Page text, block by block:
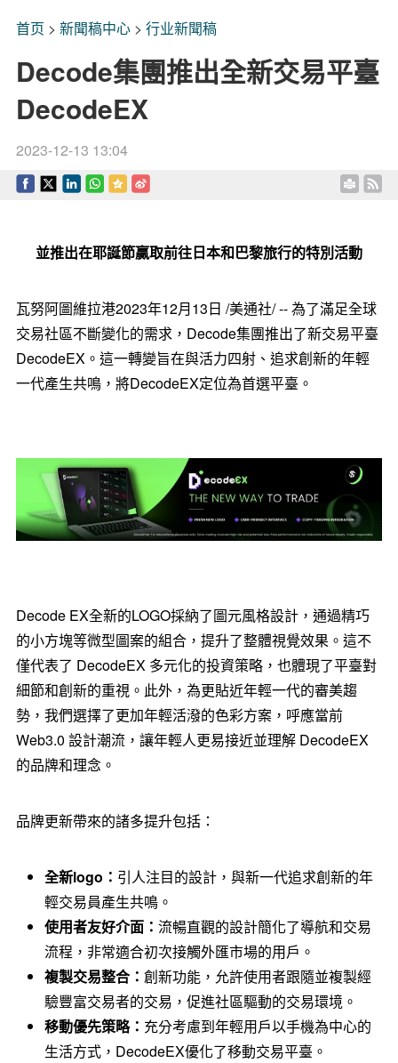
首页 > 新聞稿中心> 行业新聞稿
Decode集團推出全新交易平臺
DecodeEX
2023-12-13 13:04
並推出在耶誕節贏取前往日本和巴黎旅行的特別活動
瓦努阿圖維拉港2023年12月13日 /美通社/ --為了滿足全球
交易社區不斷變化的需求， Decode集團推出了新交易平臺
DecodeEX。這一轉變旨在與活力四射、追求創新的年輕
一代產生共鳴，將DecodeEX定位為首選平臺。
Decode EX全新的LOGO採納了圖元風格設計，通過精巧
的小方塊等微型圖案的組合，提升了整體視覺效果。這不
僅代表了 DecodeEX 多元化的投資策略，也體現了平臺對
細節和創新的重視。此外，為更貼近年輕一代的審美趨
勢，我們選擇了更加年輕活潑的色彩方案，呼應當前
Web3.0 設計潮流，讓年輕人更易接近並理解DecodeEX
的品牌和理念。
品牌更新帶來的諸多提升包括：
全新logo ： 引人注目的設計，與新一代追求創新的年
輕交易員產生共鳴。
使用者友好介面： 流暢直觀的設計簡化了導航和交易
流程，非常適合初次接觸外匯市場的用戶。
複製交易整合： 創新功能，允許使用者跟隨並複製經
驗豐富交易者的交易，促進社區驅動的交易環境。
移動優先策略： 充分考慮到年輕用戶以手機為中心的
生活方式， DecodeEX優化了移動交易平臺。